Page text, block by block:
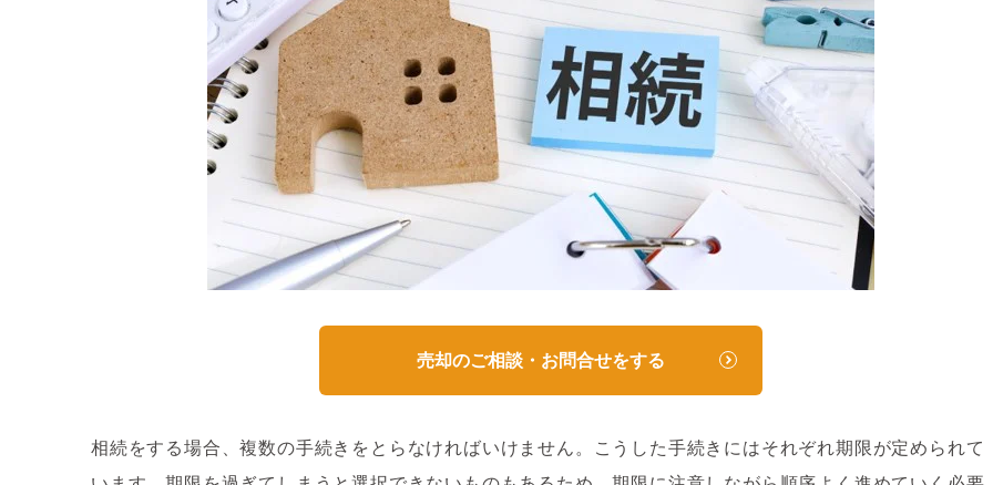
売却のご相談・お問合せをする
相続をする場合、複数の手続きをとらなければいけません。こうした手続きにはそれぞれ期限が定められて